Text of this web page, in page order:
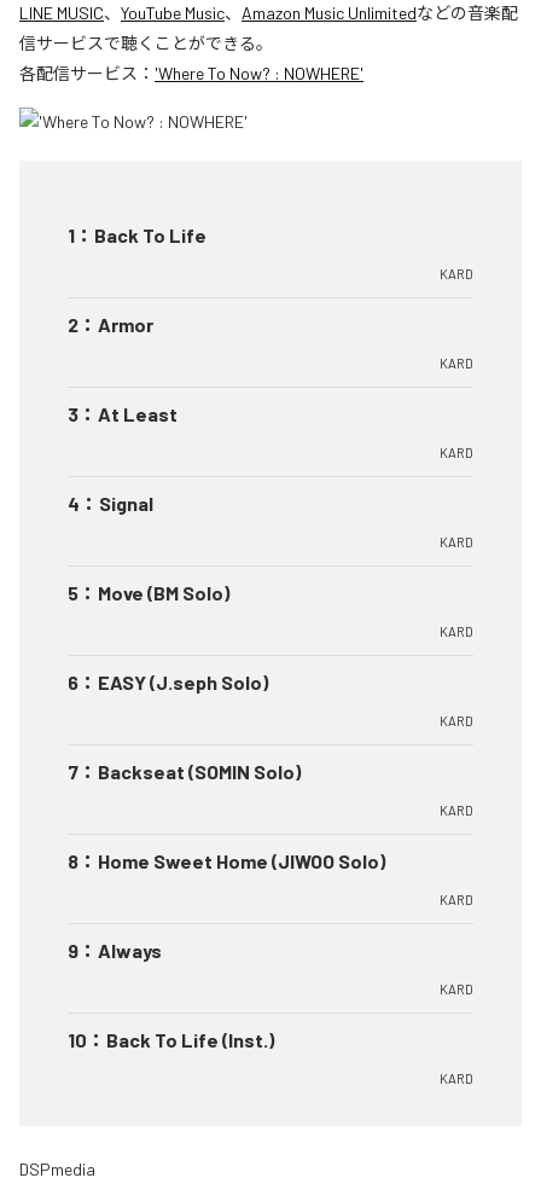
LINE MUSIC、 YouTube Music、 Amazon Music Unlimitedなどの音楽配
信サービスで聴くことができる。
各配信サービス： 'Where To Now? : NOWHERE'
1 ： Back To Life
KARD
2 ： Armor
KARD
3 ： At Least
KARD
4 ： Signal
KARD
5 ： Move (BM Solo)
KARD
6 ： EASY (J.seph Solo)
KARD
7 ： Backseat (SOMIN Solo)
KARD
8 ： Home Sweet Home (JIWOO Solo)
KARD
9 ： Always
KARD
10 ： Back To Life (Inst.)
KARD
DSPmedia